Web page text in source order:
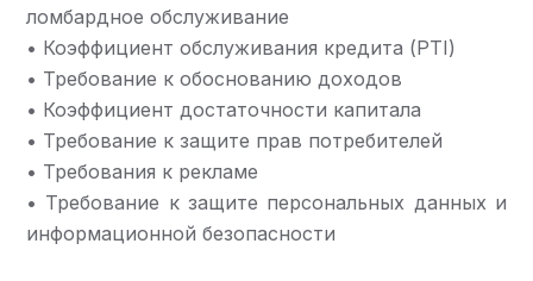
ломбардное обслуживание
• Коэффициент обслуживания кредита (PTI)
• Требование к обоснованию доходов
• Коэффициент достаточности капитала
• Требование к защите прав потребителей
• Требования к рекламе
• Требование к защите персональных данных и
информационной безопасности